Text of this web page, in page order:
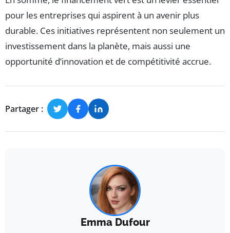
pour les entreprises qui aspirent à un avenir plus
durable. Ces initiatives représentent non seulement un
investissement dans la planète, mais aussi une
opportunité d’innovation et de compétitivité accrue.
Partager :
Emma Dufour